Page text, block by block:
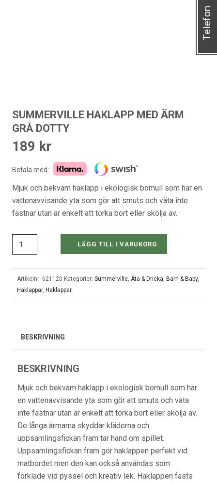
SUMMERVILLE HAKLAPP MED ÄRM
GRÅ DOTTY
189 kr
Betala med:
Mjuk och bekväm haklapp i ekologisk bomull som har en
vattenavvisande yta som gör att smuts och väta inte
fastnar utan är enkelt att torka bort eller skölja av.
LÄGG TILL I VARUKORG
Artikelnr: 621120 Kategorier: Summerville, Äta & Dricka, Barn & Baby,
Haklappar, Haklappar
BESKRIVNING
BESKRIVNING
Mjuk och bekväm haklapp i ekologisk bomull som har
en vattenavvisande yta som gör att smuts och väta
inte fastnar utan är enkelt att torka bort eller skölja av.
De långa ärmarna skyddar kläderna och
uppsamlingsfickan fram tar hand om spillet.
Uppsamlingsfickan fram gör haklappen perfekt vid
matbordet men den kan också användas som
förkläde vid pyssel och kreativ lek. Haklappen fästs
Telefon